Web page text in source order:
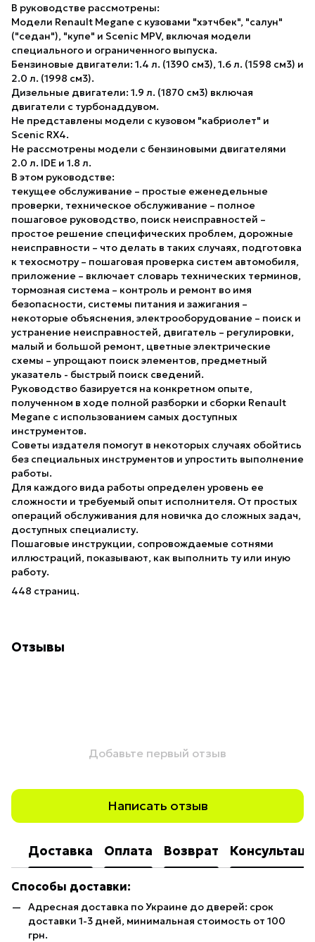
В руководстве рассмотрены:
Модели Renault Megane с кузовами "хэтчбек", "салун"
("седан"), "купе" и Scenic MPV, включая модели
специального и ограниченного выпуска.
Бензиновые двигатели: 1.4 л. (1390 см3), 1.6 л. (1598 см3) и
2.0 л. (1998 см3).
Дизельные двигатели: 1.9 л. (1870 см3) включая
двигатели с турбонаддувом.
Не представлены модели с кузовом "кабриолет" и
Scenic RX4.
Не рассмотрены модели с бензиновыми двигателями
2.0 л. IDE и 1.8 л.
В этом руководстве:
текущее обслуживание – простые еженедельные
проверки, техническое обслуживание – полное
пошаговое руководство, поиск неисправностей –
простое решение специфических проблем, дорожные
неисправности – что делать в таких случаях, подготовка
к техосмотру – пошаговая проверка систем автомобиля,
приложение – включает словарь технических терминов,
тормозная система – контроль и ремонт во имя
безопасности, системы питания и зажигания –
некоторые объяснения, электрооборудование – поиск и
устранение неисправностей, двигатель – регулировки,
малый и большой ремонт, цветные электрические
схемы – упрощают поиск элементов, предметный
указатель - быстрый поиск сведений.
Руководство базируется на конкретном опыте,
полученном в ходе полной разборки и сборки Renault
Megane с использованием самых доступных
инструментов.
Советы издателя помогут в некоторых случаях обойтись
без специальных инструментов и упростить выполнение
работы.
Для каждого вида работы определен уровень ее
сложности и требуемый опыт исполнителя. От простых
операций обслуживания для новичка до сложных задач,
доступных специалисту.
Пошаговые инструкции, сопровождаемые сотнями
иллюстраций, показывают, как выполнить ту или иную
работу.
448 страниц.
Отзывы
Добавьте первый отзыв
Написать отзыв
Доставка Оплата Возврат
Способы доставки:
Адресная доставка по Украине до дверей: срок
доставки 1-3 дней, минимальная стоимость от 100
грн.